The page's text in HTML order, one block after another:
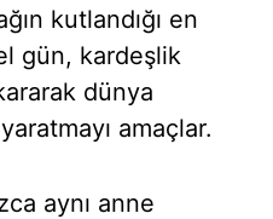
kutlandığı en
gün, kardeşlik
dünya
amaçlar.
aynı anne